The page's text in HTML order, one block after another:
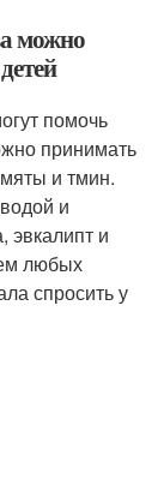
можно
помочь
принимать
мяты и тмин.
и
и
любых
спросить у